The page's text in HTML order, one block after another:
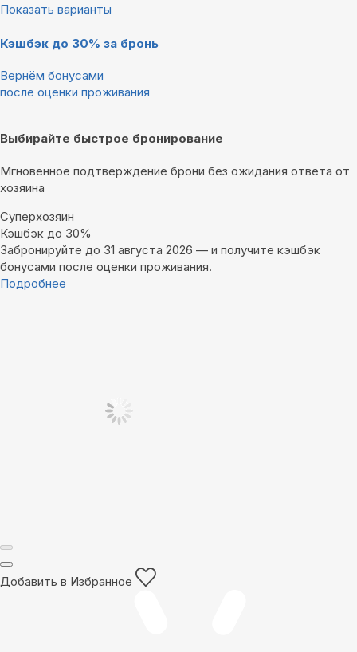
Показать варианты
Кэшбэк до 30% за бронь
Вернём бонусами
после оценки проживания
Выбирайте быстрое бронирование
Мгновенное подтверждение брони без ожидания ответа от
хозяина
Суперхозяин
Кэшбэк до 30%
Забронируйте до 31 августа 2026 — и получите кэшбэк
бонусами после оценки проживания.
Подробнее
Добавить в Избранное